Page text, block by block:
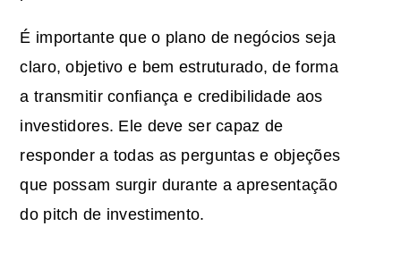
É importante que o plano de negócios seja
claro, objetivo e bem estruturado, de forma
a transmitir confiança e credibilidade aos
investidores. Ele deve ser capaz de
responder a todas as perguntas e objeções
que possam surgir durante a apresentação
do pitch de investimento.